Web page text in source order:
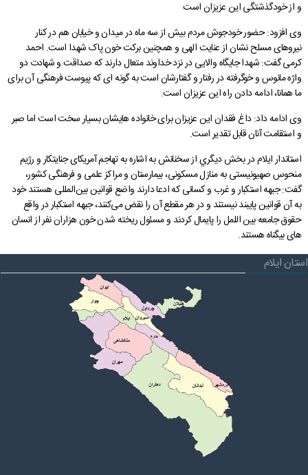
و از خودگذشتگی این عزیزان است
وی افزود: حضور خودجوش مردم بیش از سه ماه در میدان و خیابان هم در کنار
نیروهای مسلح نشان از عنایت الهی و همچنین برکت خون پاک شهدا است. احمد
کرمی گفت: شهدا جایگاه والایی در نزد خداوند متعال دارند که صداقت و شهادت دو
واژه مانوس و خوگرفته در رفتار و گفتارشان است به گونه ای که پیوست فرهنگی آن برای
ما همانا، ادامه دادن راه این عزیزان است.
وی ادامه داد: داغ فقدان این عزیزان برای خانواده‌ هایشان بسیار سخت است اما صبر
و استقامت آنان قابل تقدیر است.
استاندار ایلام در بخش ديگري از سخنانش به اشاره به تهاجم آمریکای جنایتکار و رژیم
منحوس صهیونیستی به منازل مسکونی، بیمارستان و مراکز علمی و فرهنگی کشور،
گفت: جبهه استکبار و غرب و کسانی که ادعا دارند واضع قوانین بین‌المللی هستند خود
به آن قوانین پایبند نیستند و در هر مقطع آن را نقض می‌کنند، جبهه استکبار در واقع
حقوق جامعه بین اللمل را پایمال کردند و مسئول ریخته شدن خون هزاران نفر از انسان
های بیگناه هستند.
استان ایلام
دفتر امور اداری مالی
شورای فرهنگی
پایگاه بنیاد شهید و امور ایثارگران
قرارگاه اقتصادی مقاومتی استان
فرمانداری سیروان
فرمانداری چرداول
فرمانداری هلیلان
فرمانداری ملکشاهی
فرمانداری ایوان
فرمانداری بدره
شاخص های آماری اقتصادی
سامانه مدیریت خدمات دولت
دارندگان پروانه دفاتر خدمات پیشخوان استان
سامانه انتشار و دسترسی آزاد به اطلاعات
پیشخوان ارباب رجوع (ثبت و رهگیری مکاتبات)
سامانه آموزش، پژوهش و مدیریت دانش
نمودار سازمانی
درباره ما
تلفن دفاتر مدیران استانداری
بیانیه راهبرد مشارکت عمومی
تصمیم گیری الکترونیکی
بیانیه حریم خصوصی
دستورالعمل بروزرسانی سایت
بیانیه توافقنامه سطح خدمت
ارتباط با ما در پیام رسان ها
حقوق شهروندی
نظر، انتقاد، پیشنهاد
تلفن های ضروری استان
راهنمای ثبت شکایت
راهنمای فرآیند حل اختلاف
راهنمای رسیدگی به تخلفات اداری
تماس با ما
فعالان اقتصادی
درخواست های واحدهای اقتصادی
گالری تصاویر
گالری استاندار
گالری فیلم
اخبار انتخابات
اخبار وزارت کشور، استانداری ایلام
پربازدیدترین اخبار
نشریات استانداری
نشریات دفتر روابط عمومی
نشريات دفتر بازرسی، امور حقوقی و ارزيابی عملکرد
نشريات دفترپدافندغيرعامل
آرشیو اطلاعیه ها و بخشنامه ها
قوانین و مقررات
قانون اساسی
چشم انداز استان ایلام
مناقصه، مزایده و فراخوان
پیشخوان ارباب رجوع(ثبت و پیگیری مکاتبات)
پرسش و پاسخ های متداول
جستجو